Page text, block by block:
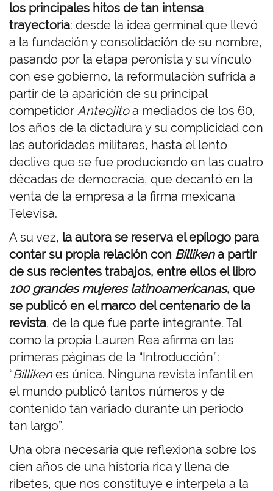
los principales hitos de tan intensa
trayectoria: desde la idea germinal que llevó
a la fundación y consolidación de su nombre,
pasando por la etapa peronista y su vínculo
con ese gobierno, la reformulación sufrida a
partir de la aparición de su principal
competidor Anteojitoa mediados de los 60,
los años de la dictadura y su complicidad con
las autoridades militares, hasta el lento
declive que se fue produciendo en las cuatro
décadas de democracia, que decantó en la
venta de la empresa a la firma mexicana
Televisa.
A su vez, la autora se reserva el epílogo para
contar su propia relación con Billikena partir
de sus recientes trabajos, entre ellos el libro
100 grandes mujeres latinoamericanas, que
se publicó en el marco del centenario de la
revista, de la que fue parte integrante. Tal
como la propia Lauren Rea afirma en las
primeras páginas de la “Introducción”:
“Billiken es única. Ninguna revista infantil en
el mundo publicó tantos números y de
contenido tan variado durante un período
tan largo”.
Una obra necesaria que reflexiona sobre los
cien años de una historia rica y llena de
ribetes, que nos constituye e interpela a la